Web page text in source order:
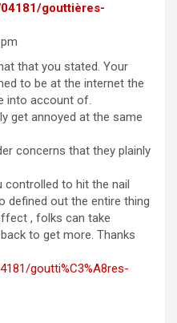
gouttières-
that you stated. Your
to be at the internet the
into account of.
get annoyed at the same
concerns that they plainly
controlled to hit the nail
defined out the entire thing
, folks can take
to get more. Thanks
goutti%C3%A8res-